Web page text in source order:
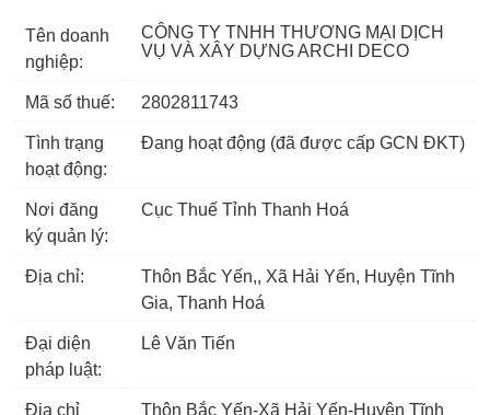
Tên doanh
nghiệp:
CÔNG TY TNHH THƯƠNG MẠI DỊCH
VỤ VÀ XÂY DỰNG ARCHI DECO
Mã số thuế: 2802811743
Tình trạng
hoạt động:
Đang hoạt động (đã được cấp GCN ĐKT)
Nơi đăng
ký quản lý:
Cục Thuế Tỉnh Thanh Hoá
Địa chỉ:
Thôn Bắc Yến,, Xã Hải Yến, Huyện Tĩnh
Gia, Thanh Hoá
Đại diện
pháp luật:
Lê Văn Tiến
Địa chỉ
Thôn Bắc Yến-Xã Hải Yến-Huyện Tĩnh